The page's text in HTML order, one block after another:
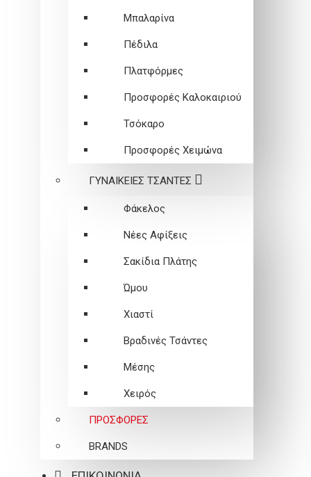
Μπαλαρίνα
Πέδιλα
Πλατφόρμες
Προσφορές Καλοκαιριού
Τσόκαρο
Προσφορές Χειμώνα
ΓΥΝΑΙΚΕΙEΣ ΤΣΑΝΤΕΣ
Φάκελος
Νέες Αφίξεις
Σακίδια Πλάτης
Ώμου
Χιαστί
Βραδινές Τσάντες
Μέσης
Χειρός
ΠΡΟΣΦΟΡΕΣ
BRANDS